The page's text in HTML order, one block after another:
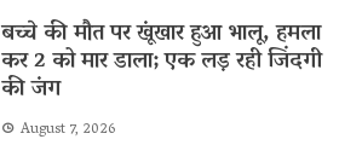
बच्चे की मौत पर खूंखार हुआ भालू, हमला
कर 2 को मार डाला; एक लड़ रही जिंदगी
की जंग
August 7, 2026